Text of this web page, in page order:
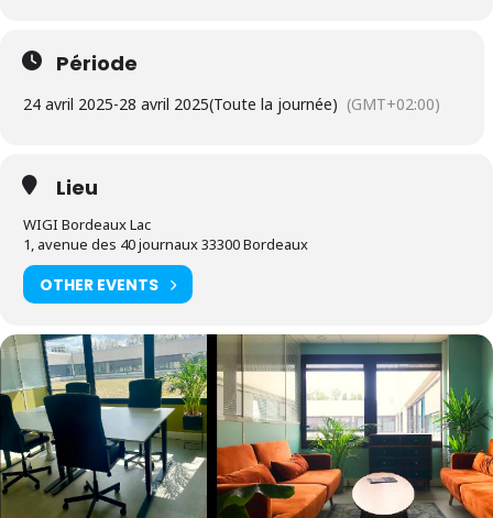
Période
24 avril 2025-28 avril 2025(Toute la journée) (GMT+02:00)
Lieu
WIGI Bordeaux Lac
1, avenue des 40 journaux 33300 Bordeaux
OTHER EVENTS